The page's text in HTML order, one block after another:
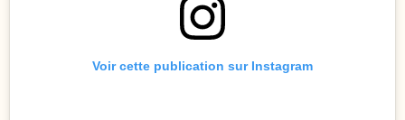
Voir cette publication sur Instagram